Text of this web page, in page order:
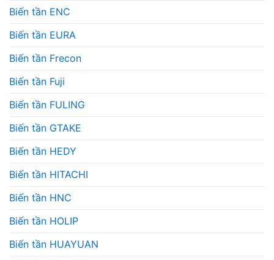
Biến tần ENC
Biến tần EURA
Biến tần Frecon
Biến tần Fuji
Biến tần FULING
Biến tần GTAKE
Biến tần HEDY
Biến tần HITACHI
Biến tần HNC
Biến tần HOLIP
Biến tần HUAYUAN